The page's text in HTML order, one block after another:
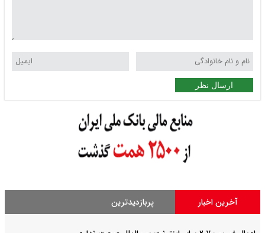
ارسال نظر
آخرین اخبار پربازدیدترین